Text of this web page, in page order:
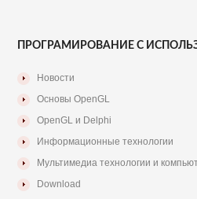
ПРОГРАМИРОВАНИЕ С
Новости
Основы OpenGL
OpenGL и Delphi
Информационные технологии
Мультимедиа технологии и
Download